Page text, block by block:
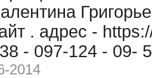
. адрес -
- 097-124 - 09-
2014